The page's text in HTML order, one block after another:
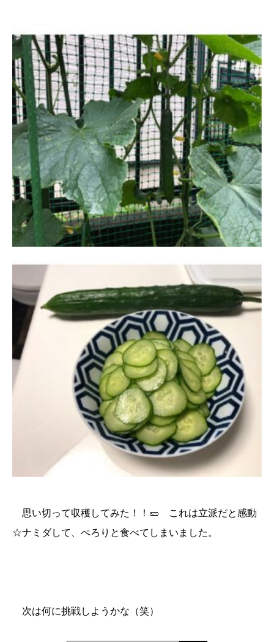
思い切って収穫してみた！！🥒
これは立派だと感動
☆ナミダして、ぺろりと食べてしまいました。
次は何に挑戦しようかな（笑）